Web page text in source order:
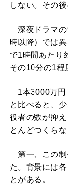
しない。その
深夜ドラマの
時以降）では
で1時間あたり
その10分の1程
1本3000万円
と比べると、
役者の数が抑
とんどつくら
第一、この制
た。背景には
とがある。